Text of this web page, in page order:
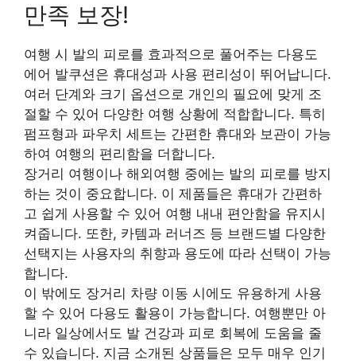
만족 보장!
여행 시 발의 피로를 효과적으로 풀어주는 다용도
에어 발쿠션은 휴대성과 사용 편리성이 뛰어납니다.
여러 단계와 크기 옵션으로 개인의 필요에 맞게 조
절할 수 있어 다양한 여행 상황에 적합합니다. 특히
펌프형과 파우치 세트는 간편한 휴대와 보관이 가능
하여 여행의 편리함을 더합니다.
장거리 여행이나 해외여행 중에는 발의 피로를 방지
하는 것이 중요합니다. 이 제품들은 휴대가 간편하
고 쉽게 사용할 수 있어 여행 내내 편안함을 유지시
켜줍니다. 또한, 카템과 러너즈 등 브랜드별 다양한
선택지는 사용자의 취향과 용도에 따라 선택이 가능
합니다.
이 밖에도 장거리 차량 이동 시에도 유용하게 사용
할 수 있어 다용도 활용이 가능합니다. 여행뿐만 아
니라 일상에서도 발 건강과 피로 회복에 도움을 줄
수 있습니다. 지금 소개된 상품들은 모두 매우 인기